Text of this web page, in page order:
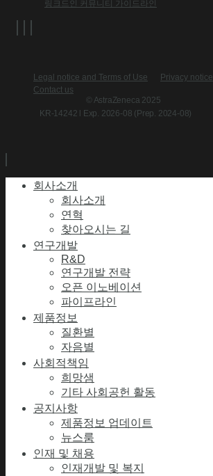
링크드인 커뮤니티 가이드라인
Legal notice and Terms of Use Privacy notice
Contact us
© AstraZeneca 2025
KR-14242 l Exp. 2026-08 (Prep. 2024-08)
회사소개
회사소개
연혁
찾아오시는 길
연구개발
R&D
연구개발 전략
오픈 이노베이션
파이프라인
제품정보
질환별
자음별
사회적책임
희망샘
기타 사회공헌 활동
공지사항
제품정보 업데이트
뉴스룸
인재 및 채용
인재개발 및 복지